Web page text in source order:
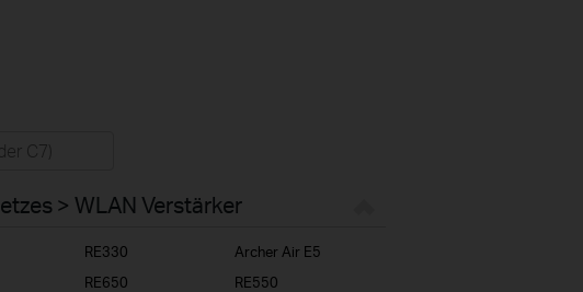
> WLAN Verstärker
RE330
Archer Air E5
RE650
RE550